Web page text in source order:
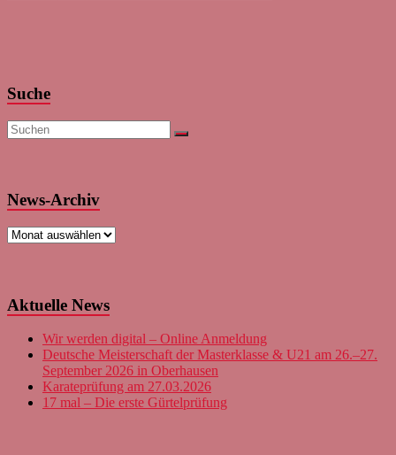
Suche
News-Archiv
News-
Aktuelle News
Wir werden digital – Online Anmeldung
Deutsche Meisterschaft der Masterklasse & U21 am 26.–27.
September 2026 in Oberhausen
Karateprüfung am 27.03.2026
17 mal – Die erste Gürtelprüfung